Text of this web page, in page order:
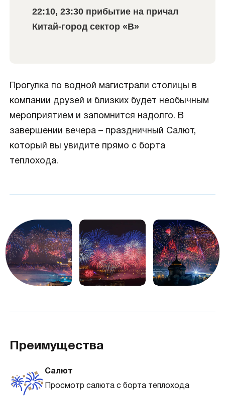
22:10, 23:30 прибытие на причал
Китай-город сектор «B»
Прогулка по водной магистрали столицы в
компании друзей и близких будет необычным
мероприятием и запомнится надолго. В
завершении вечера – праздничный Салют,
который вы увидите прямо с борта
теплохода.
Преимущества
Салют
Просмотр салюта с борта теплохода